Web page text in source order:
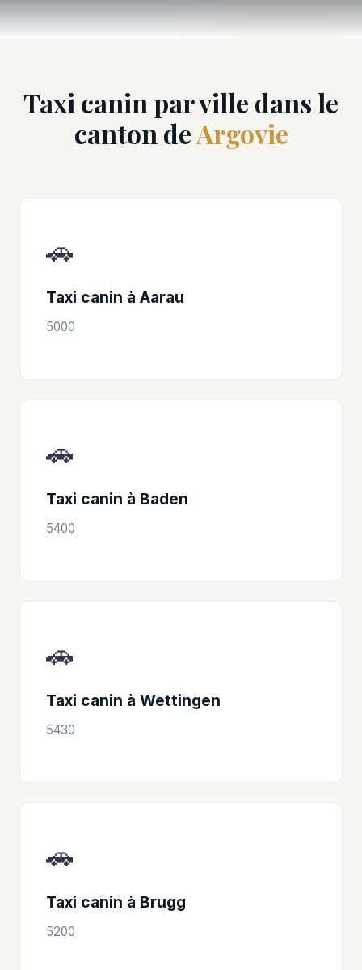
Taxi canin par ville dans le
canton deArgovie
🚗
Taxi canin à Aarau
5000
🚗
Taxi canin à Baden
5400
🚗
Taxi canin à Wettingen
5430
🚗
Taxi canin à Brugg
5200